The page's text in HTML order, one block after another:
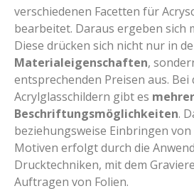
verschiedenen Facetten für
bearbeitet. Daraus ergeben sich
Diese drücken sich nicht nur in
Materialeigenschaften,
entsprechenden Preisen aus. Bei
Acrylglasschildern gibt es
Beschriftungsmöglichkeiten.
beziehungsweise Einbringen von
Motiven erfolgt durch die
Drucktechniken, mit dem
Auftragen von Folien.